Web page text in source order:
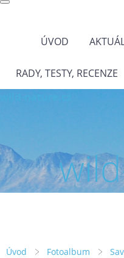
ÚVOD
RADY, TESTY, RECENZE
Úvod Fotoalbum